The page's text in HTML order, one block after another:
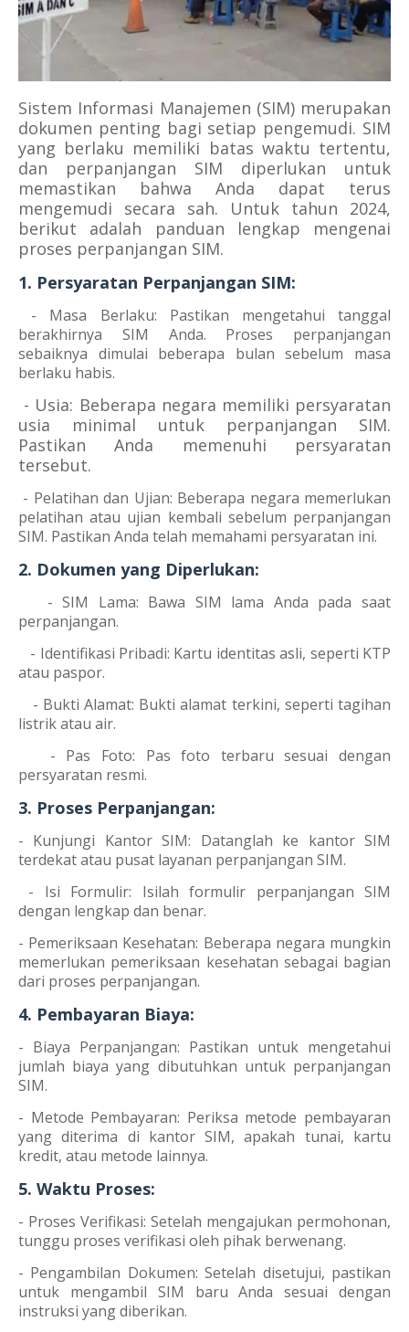
Sistem Informasi Manajemen (SIM) merupakan
dokumen penting bagi setiap pengemudi. SIM
yang berlaku memiliki batas waktu tertentu,
dan perpanjangan SIM diperlukan untuk
memastikan bahwa Anda dapat terus
mengemudi secara sah. Untuk tahun 2024,
berikut adalah panduan lengkap mengenai
proses perpanjangan SIM.
1. Persyaratan Perpanjangan SIM:
- Masa Berlaku: Pastikan mengetahui tanggal
berakhirnya SIM Anda. Proses perpanjangan
sebaiknya dimulai beberapa bulan sebelum masa
berlaku habis.
- Usia: Beberapa negara memiliki persyaratan
usia minimal untuk perpanjangan SIM.
Pastikan Anda memenuhi persyaratan
tersebut.
- Pelatihan dan Ujian: Beberapa negara memerlukan
pelatihan atau ujian kembali sebelum perpanjangan
SIM. Pastikan Anda telah memahami persyaratan ini.
2. Dokumen yang Diperlukan:
- SIM Lama: Bawa SIM lama Anda pada saat
perpanjangan.
- Identifikasi Pribadi: Kartu identitas asli, seperti KTP
atau paspor.
- Bukti Alamat: Bukti alamat terkini, seperti tagihan
listrik atau air.
- Pas Foto: Pas foto terbaru sesuai dengan
persyaratan resmi.
3. Proses Perpanjangan:
- Kunjungi Kantor SIM: Datanglah ke kantor SIM
terdekat atau pusat layanan perpanjangan SIM.
- Isi Formulir: Isilah formulir perpanjangan SIM
dengan lengkap dan benar.
- Pemeriksaan Kesehatan: Beberapa negara mungkin
memerlukan pemeriksaan kesehatan sebagai bagian
dari proses perpanjangan.
4. Pembayaran Biaya:
- Biaya Perpanjangan: Pastikan untuk mengetahui
jumlah biaya yang dibutuhkan untuk perpanjangan
SIM.
- Metode Pembayaran: Periksa metode pembayaran
yang diterima di kantor SIM, apakah tunai, kartu
kredit, atau metode lainnya.
5. Waktu Proses:
- Proses Verifikasi: Setelah mengajukan permohonan,
tunggu proses verifikasi oleh pihak berwenang.
- Pengambilan Dokumen: Setelah disetujui, pastikan
untuk mengambil SIM baru Anda sesuai dengan
instruksi yang diberikan.